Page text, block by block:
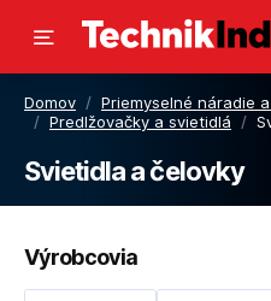
Domov / Priemyselné náradie
/ Predlžovačky a svietidlá /
Svietidla a čelovky
Výrobcovia